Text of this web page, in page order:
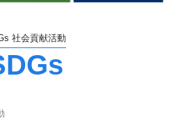
社会貢献活動